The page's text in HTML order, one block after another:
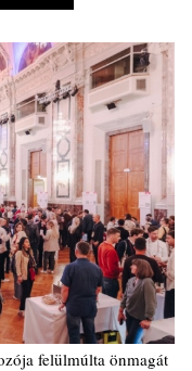
felülmúlta önmagát